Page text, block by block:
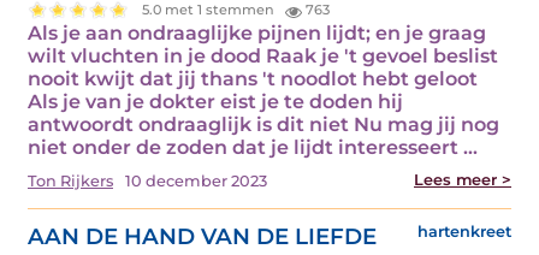
5.0 met 1 stemmen 763
Als je aan ondraaglijke pijnen lijdt; en je graag
wilt vluchten in je dood Raak je 't gevoel beslist
nooit kwijt dat jij thans 't noodlot hebt geloot
Als je van je dokter eist je te doden hij
antwoordt ondraaglijk is dit niet Nu mag jij nog
niet onder de zoden dat je lijdt interesseert ...
Ton Rijkers 10 december 2023 Lees meer >
AAN DE HAND VAN DE LIEFDE hartenkreet